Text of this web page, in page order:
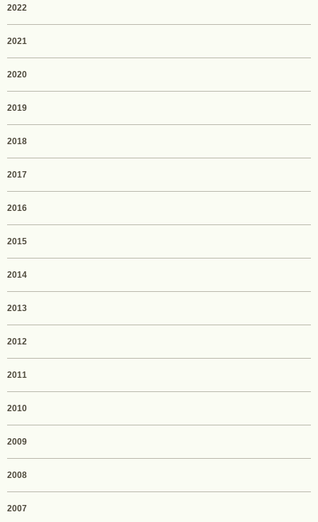
2022
2021
2020
2019
2018
2017
2016
2015
2014
2013
2012
2011
2010
2009
2008
2007